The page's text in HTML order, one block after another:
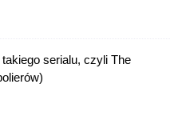
serialu, czyli The